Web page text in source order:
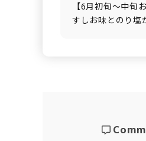
【6月初旬～中旬
すしお味とのり塩